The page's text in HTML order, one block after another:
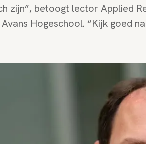
zijn”, betoogt lector Applied
Hogeschool. “Kijk goed